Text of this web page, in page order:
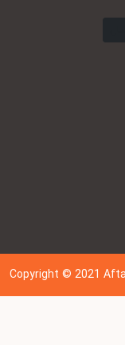
Copyright © 202 1